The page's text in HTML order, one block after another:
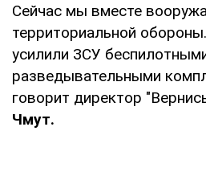
Сейчас мы вместе
территориальной
усилили ЗСУ
разведывательными
говорит директор
Чмут.